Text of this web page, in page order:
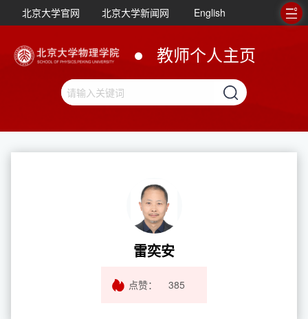
北京大学官网 北京大学新闻网 English
教师个人主页
雷奕安
点赞： 385